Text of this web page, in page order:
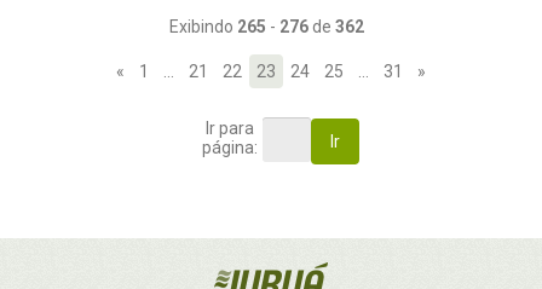
Exibindo 265 - 276de 362
« 1 21 22 23 24 25 31 »
Ir para
página:
Ir